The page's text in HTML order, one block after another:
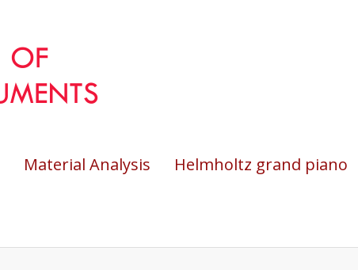
Material Analysis Helmholtz grand piano